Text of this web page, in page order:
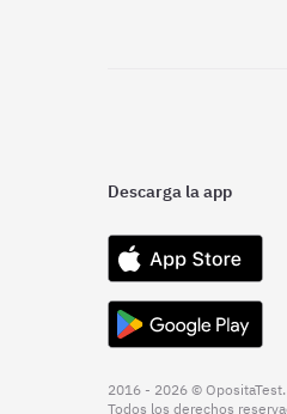
Descarga la app
2016 - 2026 © OpositaTest.
Todos los derechos